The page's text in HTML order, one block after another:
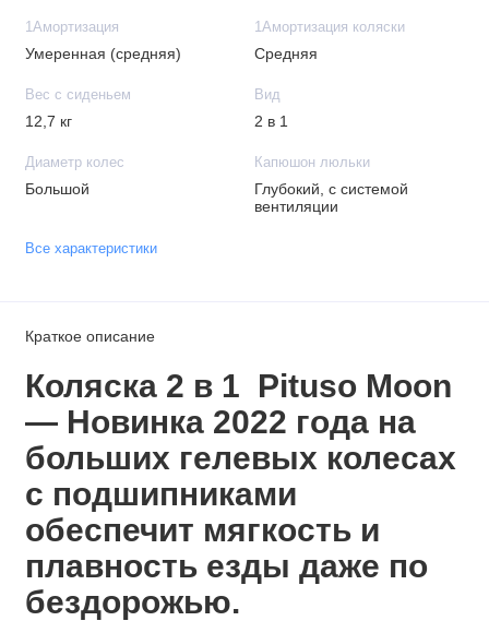
1Амортизация
Умеренная (средняя)
1Амортизация коляски
Средняя
Вес с сиденьем
12,7 кг
Вид
2 в 1
Диаметр колес
Большой
Капюшон люльки
Глубокий, с системой
вентиляции
Все характеристики
Краткое описание
Коляска 2 в 1 Pituso Moon
— Новинка 2022 года на
больших гелевых колесах
с подшипниками
обеспечит мягкость и
плавность езды даже по
бездорожью.